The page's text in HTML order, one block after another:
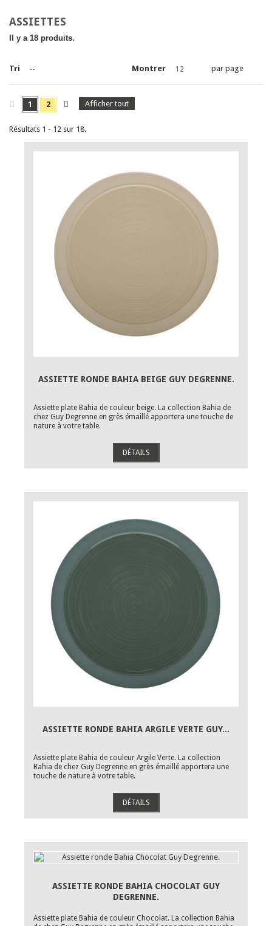
ASSIETTES
Il y a 18 produits.
Tri -- Montrer 12 par page
Afficher tout
1 2
Résultats 1 - 12 sur 18.
ASSIETTE RONDE BAHIA BEIGE GUY DEGRENNE.
Assiette plate Bahia de couleur beige. La collection Bahia de
chez Guy Degrenne en grès émaillé apportera une touche de
nature à votre table.
DÉTAILS
ASSIETTE RONDE BAHIA ARGILE VERTE GUY...
Assiette plate Bahia de couleur Argile Verte. La collection
Bahia de chez Guy Degrenne en grès émaillé apportera une
touche de nature à votre table.
DÉTAILS
ASSIETTE RONDE BAHIA CHOCOLAT GUY
DEGRENNE.
Assiette plate Bahia de couleur Chocolat. La collection Bahia